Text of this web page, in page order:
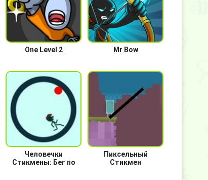
One Level 2 Mr Bow
Человечки
Стикмены: Бег по
Пиксельный
Стикмен